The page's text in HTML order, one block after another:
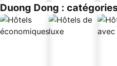
Duong Dong :